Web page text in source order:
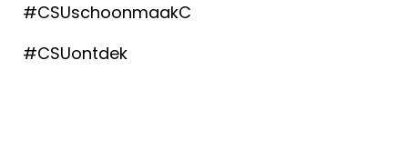
#CSUschoonmaakC
#CSUontdek